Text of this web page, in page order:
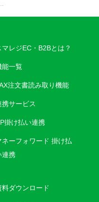
マレジEC・B2Bとは？
能一覧
注文書読み取り機能
携サービス
掛け払い連携
ネーフォワード 掛け払
連携
料ダウンロード